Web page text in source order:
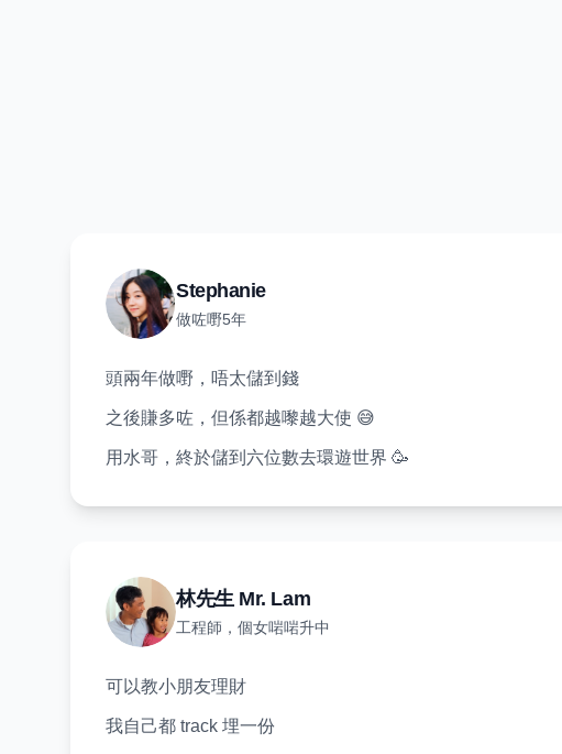
Stephanie
做咗嘢5年
頭兩年做嘢，唔太儲到錢
之後賺多咗，但係都越嚟越大使 😅
用水哥，終於儲到六位數去環遊世界 🥳
林先生 Mr. Lam
工程師，個女啱啱升中
可以教小朋友理財
我自己都 track 埋一份